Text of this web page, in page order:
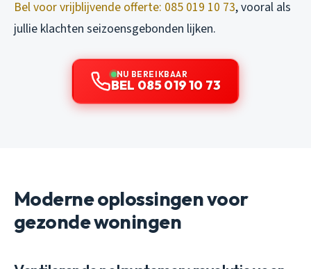
Bel voor vrijblijvende offerte: 085 019 10 73, vooral als
jullie klachten seizoensgebonden lijken.
NU BEREIKBAAR
BEL 085 019 10 73
Moderne oplossingen voor
gezonde woningen